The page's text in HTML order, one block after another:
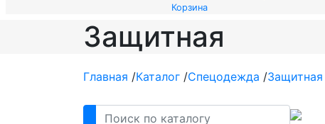
Корзина
Защитная
Главная /Каталог /Спецодежда /Защитная